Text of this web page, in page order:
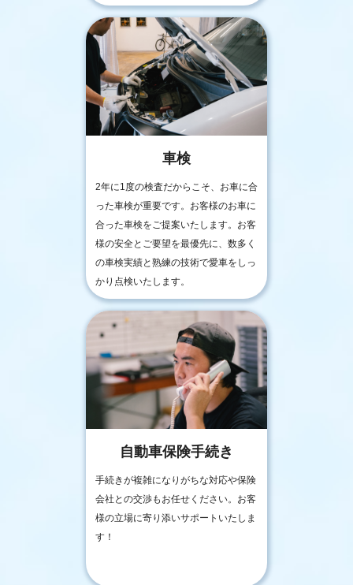
車検
2年に1度の検査だからこそ、お車に合
った車検が重要です。お客様のお車に
合った車検をご提案いたします。お客
様の安全とご要望を最優先に、数多く
の車検実績と熟練の技術で愛車をしっ
かり点検いたします。
自動車保険手続き
手続きが複雑になりがちな対応や保険
会社との交渉もお任せください。お客
様の立場に寄り添いサポートいたしま
す！